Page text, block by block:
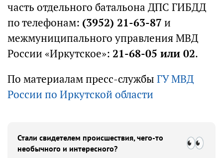
часть отдельного батальона ДПС ГИБДД
по телефонам: (3952) 21-63-87 и
межмуниципального управления МВД
России «Иркутское»: 21-68-05 или 02.
По материалам пресс-службы ГУ МВД
России по Иркутской области
Стали свидетелем происшествия, чего-то
необычного и интересного?